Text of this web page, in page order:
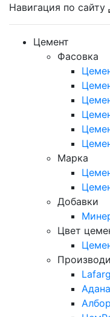
Навигация по сайту
Цемент
Фасовка
Марка
Добавки
Цвет